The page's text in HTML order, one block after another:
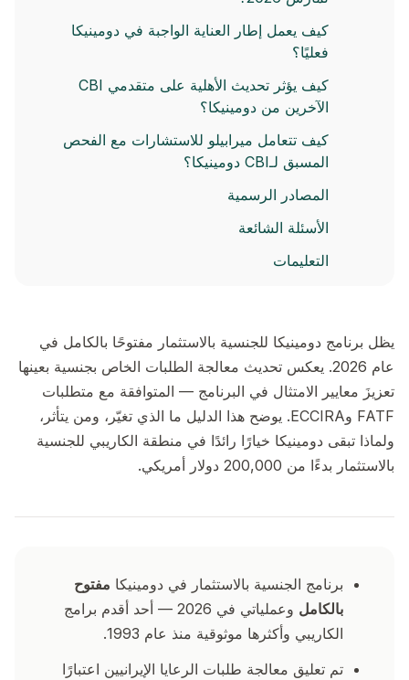
كيف يعمل إطار العناية الواجبة في دومينيكا
فعليًا؟
كيف يؤثر تحديث الأهلية على متقدمي CBI
الآخرين من دومينيكا؟
كيف تتعامل ميرابيلو للاستشارات مع الفحص
المسبق لـCBI دومينيكا؟
المصادر الرسمية
الأسئلة الشائعة
التعليمات
يظل برنامج دومينيكا للجنسية بالاستثمار مفتوحًا بالكامل في
عام 2026. يعكس تحديث معالجة الطلبات الخاص بجنسية بعينها
تعزيزَ معايير الامتثال في البرنامج — المتوافقة مع متطلبات
FATF وECCIRA. يوضح هذا الدليل ما الذي تغيّر، ومن يتأثر،
ولماذا تبقى دومينيكا خيارًا رائدًا في منطقة الكاريبي للجنسية
بالاستثمار بدءًا من 200,000 دولار أمريكي.
برنامج الجنسية بالاستثمار في دومينيكا مفتوح
بالكامل
وعملياتي في 2026 — أحد أقدم برامج
الكاريبي وأكثرها موثوقية منذ عام 1993.
تم تعليق معالجة طلبات الرعايا الإيرانيين اعتبارًا